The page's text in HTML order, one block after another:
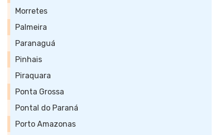
Morretes
Palmeira
Paranaguá
Pinhais
Piraquara
Ponta Grossa
Pontal do Paraná
Porto Amazonas